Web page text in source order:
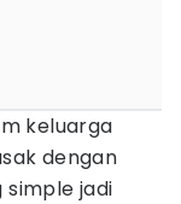
keluarga
dengan
simple jadi